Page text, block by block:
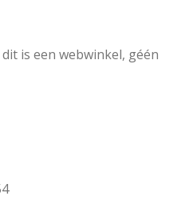
is een webwinkel, géén